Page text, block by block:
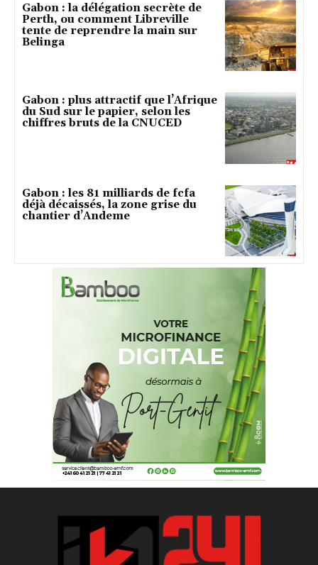
Gabon : la délégation secrète de
Perth, ou comment Libreville
tente de reprendre la main sur
Belinga
Gabon : plus attractif que l’Afrique
du Sud sur le papier, selon les
chiffres bruts de la CNUCED
Gabon : les 81 milliards de fcfa
déjà décaissés, la zone grise du
chantier d’Andeme